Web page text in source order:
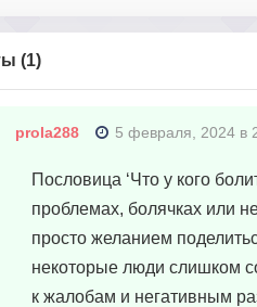
(1)
prola288 5 февраля, 2024 в
Пословица ‘Что у кого
проблемах, болячках или
просто желанием
некоторые люди слишком
к жалобам и негативным